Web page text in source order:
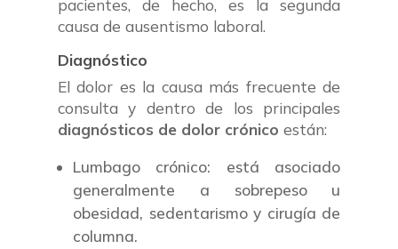
pacientes, de hecho, es la segunda
causa de ausentismo laboral.
Diagnóstico
El dolor es la causa más frecuente de
consulta y dentro de los principales
diagnósticos de dolor crónico están:
Lumbago crónico: está asociado
generalmente a sobrepeso u
obesidad, sedentarismo y cirugía de
columna.